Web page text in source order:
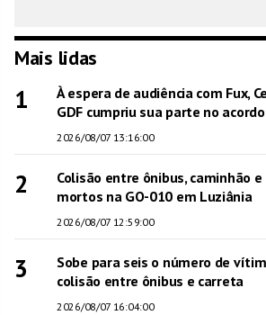
Mais lidas
1
À espera de audiência com Fux,
GDF cumpriu sua parte no acordo
2026/08/07 13:16:00
2
Colisão entre ônibus, caminhão
mortos na GO-010 em Luziânia
2026/08/07 12:59:00
3
Sobe para seis o número de
colisão entre ônibus e carreta
2026/08/07 16:04:00